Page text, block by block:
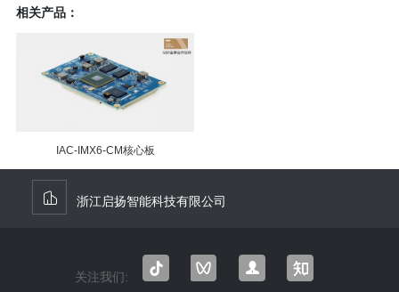
相关产品：
IAC-IMX6-CM核心板
浙江启扬智能科技有限公司
关注我们: